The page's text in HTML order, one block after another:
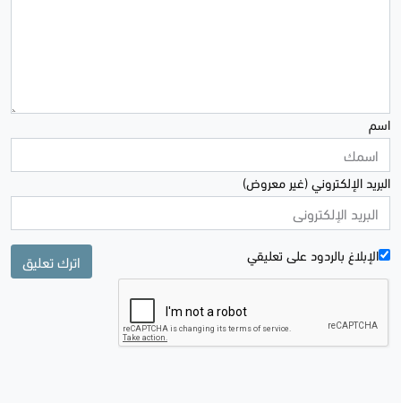
اسم
البريد الإلكتروني (غير معروض)
الإبلاغ بالردود علی تعليقي اترك تعليق